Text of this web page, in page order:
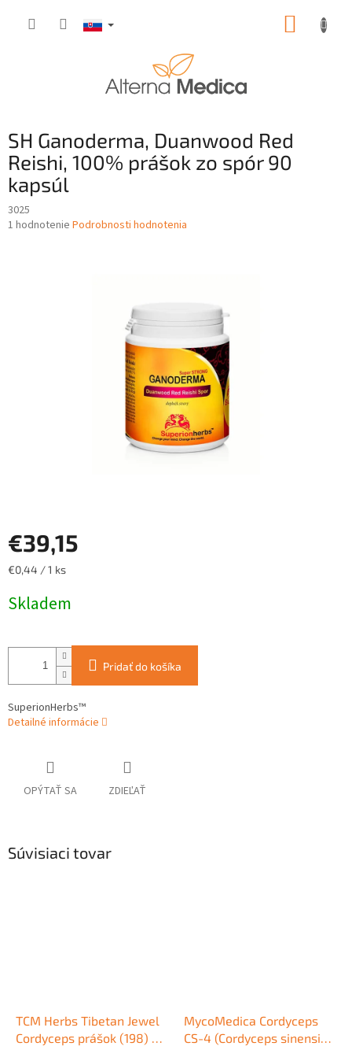
SH Ganoderma, Duanwood Red
Reishi, 100% prášok zo spór 90
kapsúl
3025
Priemerné
1 hodnotenie Podrobnosti hodnotenia
€39,15
Jednotková
€0,44 / 1 ks
Skladem
Pridať do košíka
SuperionHerbs™
Detailné informácie
OPÝTAŤ SA ZDIEĽAŤ
Súvisiaci tovar
TCM Herbs Tibetan Jewel
Cordyceps prášok (198) 30
MycoMedica Cordyceps
CS-4 (Cordyceps sinensis,